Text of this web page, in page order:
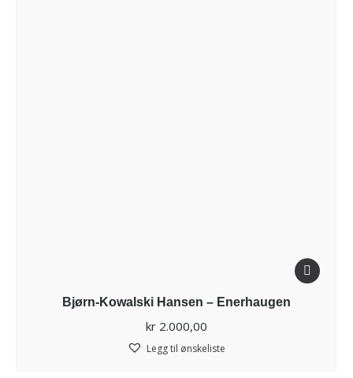
Bjørn-Kowalski Hansen – Enerhaugen
kr2.000,00
Legg til ønskeliste